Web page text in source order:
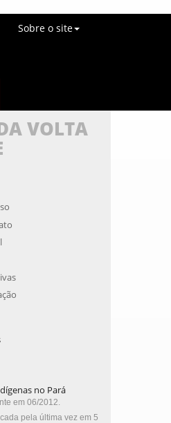
Sobre o site
VOLTA
no Pará
em 06/2012.
pela última vez em 5